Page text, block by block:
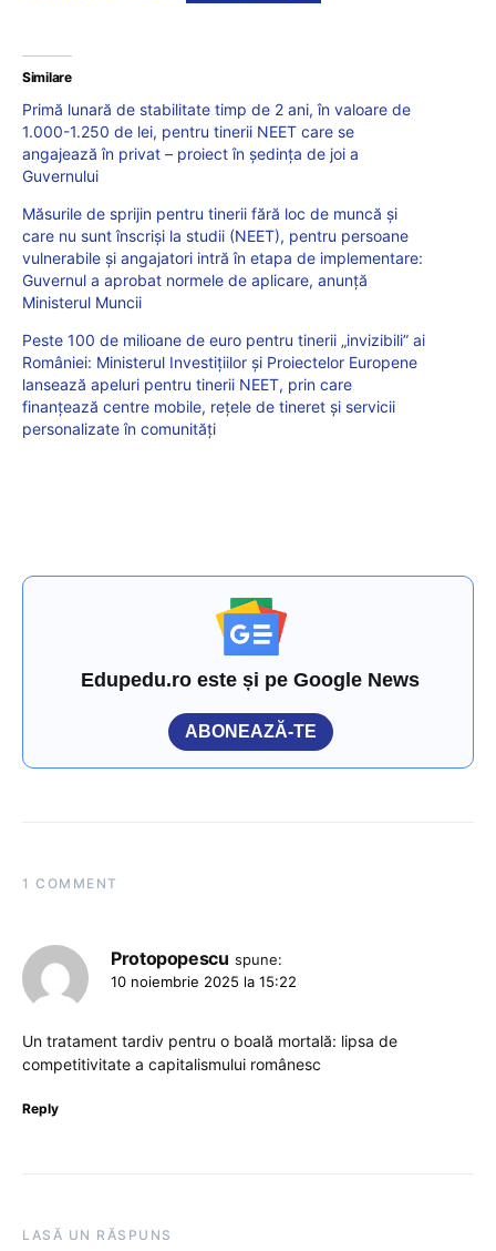
Similare
Primă lunară de stabilitate timp de 2 ani, în valoare de
1.000-1.250 de lei, pentru tinerii NEET care se
angajează în privat – proiect în ședința de joi a
Guvernului
Măsurile de sprijin pentru tinerii fără loc de muncă și
care nu sunt înscriși la studii (NEET), pentru persoane
vulnerabile și angajatori intră în etapa de implementare:
Guvernul a aprobat normele de aplicare, anunță
Ministerul Muncii
Peste 100 de milioane de euro pentru tinerii „invizibili” ai
României: Ministerul Investițiilor și Proiectelor Europene
lansează apeluri pentru tinerii NEET, prin care
finanțează centre mobile, rețele de tineret și servicii
personalizate în comunități
Edupedu.ro este și pe Google News
ABONEAZĂ-TE
1 COMMENT
Protopopescu spune:
10 noiembrie 2025 la 15:22
Un tratament tardiv pentru o boală mortală: lipsa de
competitivitate a capitalismului românesc
Reply
LASĂ UN RĂSPUNS